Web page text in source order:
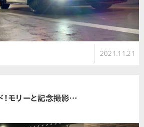
2021.11.21
！モリーと記念撮影…